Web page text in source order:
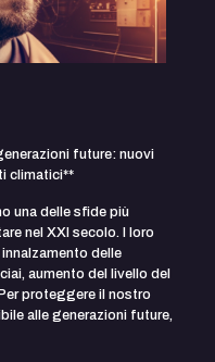
future: nuovi
climatici**
una delle sfide più
nel XXI secolo. I loro
delle
aumento del livello del
proteggere il nostro
alle generazioni future,